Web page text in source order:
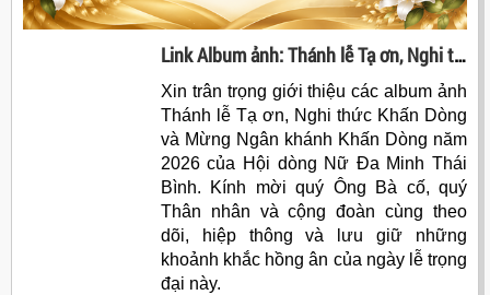
Link Album ảnh: Thánh lễ Tạ ơn, Nghi thức Khấn Dòng, Mừng Ngân Khánh Khấn Dòng năm 2026
Xin trân trọng giới thiệu các album ảnh
Thánh lễ Tạ ơn, Nghi thức Khấn Dòng
và Mừng Ngân khánh Khấn Dòng năm
2026 của Hội dòng Nữ Đa Minh Thái
Bình. Kính mời quý Ông Bà cố, quý
Thân nhân và cộng đoàn cùng theo
dõi, hiệp thông và lưu giữ những
khoảnh khắc hồng ân của ngày lễ trọng
đại này.